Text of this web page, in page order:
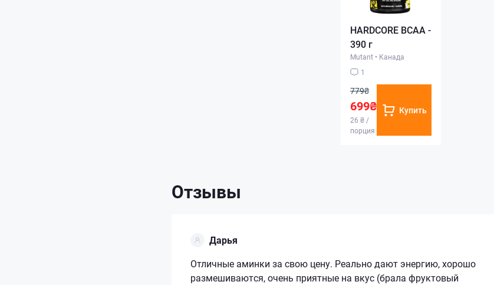
HARDCORE BCAA -
390 г
Mutant • Канада
1
779₴
699₴
26 ₴ /
порция
Купить
Отзывы
Дарья
Отличные аминки за свою цену. Реально дают энергию, хорошо
размешиваются, очень приятные на вкус (брала фруктовый